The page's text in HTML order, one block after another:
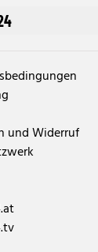
und Widerruf